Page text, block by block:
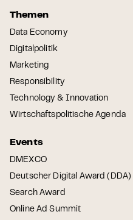
Themen
Data Economy
Digitalpolitik
Marketing
Responsibility
Technology & Innovation
Wirtschaftspolitische Agenda
Events
DMEXCO
Deutscher Digital Award (DDA)
Search Award
Online Ad Summit